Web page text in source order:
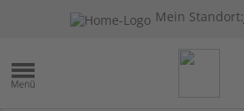
Mein Standort: